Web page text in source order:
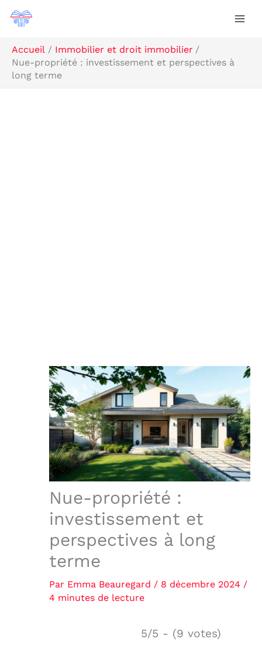
Aller
Accueil
Immobilier et droit immobilier
Nue-propriété : investissement et perspectives à
long terme
Nue-propriété :
investissement et
perspectives à long
terme
Par Emma Beauregard / 8 décembre 2024 /
4 minutes de lecture
5/5 - (9 votes)
Rechercher